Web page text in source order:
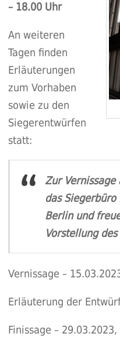
– 18.00 Uhr
An weiteren
Tagen finden
Erläuterungen
zum Vorhaben
sowie zu den
Siegerentwürfen
statt:
Zur
das Siegerbüro
Berlin und
Vorstellung
Vernissage –
Erläuterung der
Finissage –